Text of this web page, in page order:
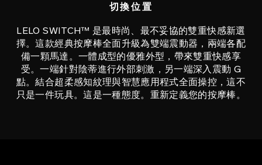
切換位置
LELO SWITCH™ 是最時尚、最不妥協的雙重快感新選
擇。這款經典按摩棒全面升級為雙端震動器，兩端各配
備一顆馬達。一體成型的優雅外型，帶來雙重快感享
受。一端針對陰蒂進行外部刺激，另一端深入震動 G
點。結合超柔感知紋理與智慧應用程式全面操控，這不
只是一件玩具。這是一種態度。重新定義您的按摩棒。